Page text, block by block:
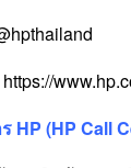
https://
HP (HP Call